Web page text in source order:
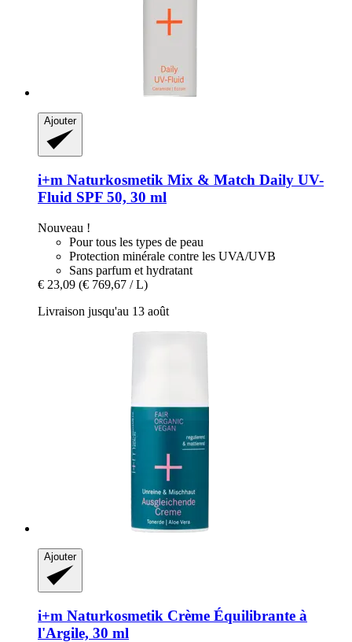
Ajouter
i+m Naturkosmetik Mix & Match Daily UV-​
Fluid SPF 50, 30 ml
Nouveau !
Pour tous les types de peau
Protection minérale contre les UVA/UVB
Sans parfum et hydratant
€ 23,09 (€ 769,67 / L)
Livraison jusqu'au 13 août
Ajouter
i+m Naturkosmetik Crème Équilibrante à
l'Argile, 30 ml